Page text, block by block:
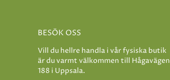
BESÖK OSS
Vill du hellre handla i vår fysiska butik
är du varmt välkommen till Hågavägen
188 i Uppsala.